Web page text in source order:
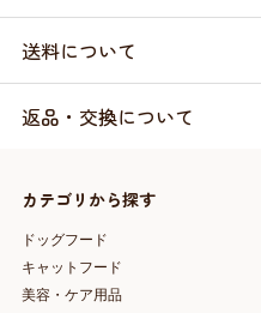
送料について
返品・交換について
カテゴリから探す
ドッグフード
キャットフード
美容・ケア用品